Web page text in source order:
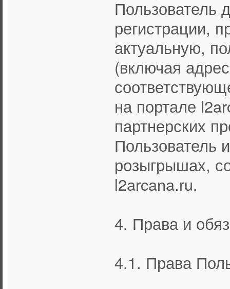
Пользователь
регистрации,
актуальную,
(включая
на портале
партнерских
Пользователь
розыгрышах,
l2arcana.ru.
4. Права и
4.1. Права